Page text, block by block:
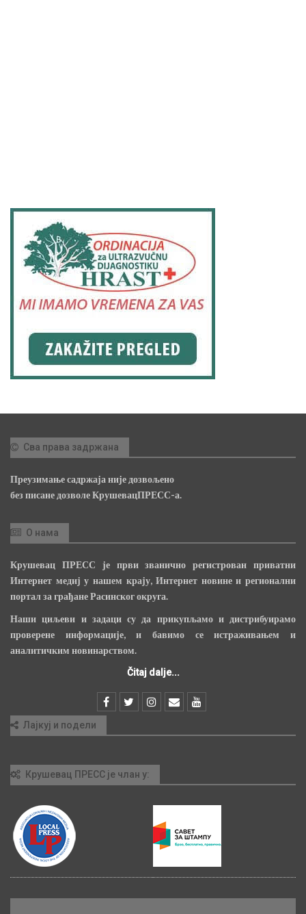
Сва права задржана
Преузимање садржаја није дозвољено
без писане дозволе КрушевацПРЕСС-а.
О нама
Крушевац ПРЕСС је први званично регистрован приватни
Интернет медиј у нашем крају, Интернет новине и регионални
портал за грађане Расинског округа.
Наши циљеви и задаци су да прикупљамо и дистрибуирамо
проверене информације, и бавимо се истраживањем и
аналитичким новинарством.
Čitaj dalje...
Лајкуј и подели
Крушевац ПРЕСС је члан у: